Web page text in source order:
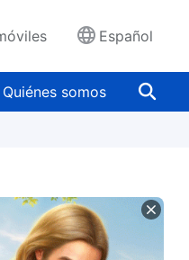
Español
Quiénes somos